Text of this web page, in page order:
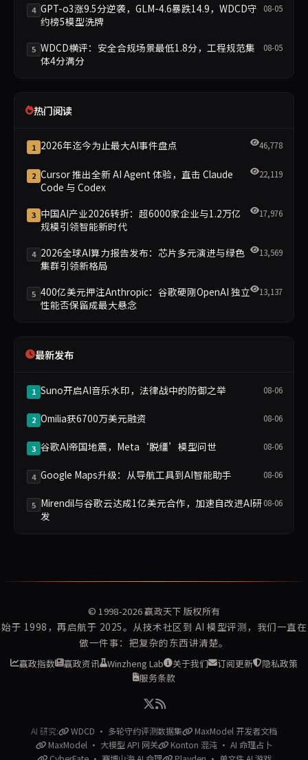
4 GPT-o3涨9.5分逆袭，GLM-4.6暴跌14.9，WDCD守
约榜5模型洗牌
08-05
5 WDCD横评：安全合规场景最低1.8分，工程规范集
体4分满分
08-05
热门阅读
1 2026年迄今为止最大AI事件盘点 46,778
2 Cursor 推出全新 AI Agent 体验，直击 Claude
Code 与 Codex
22,119
3 中国AI产业2026转折：超6000家企业与1.2万亿
规模引领智能新时代
17,976
4 2026全球AI算力报告发布：芯片多元演进与绿色
集群引领新格局
13,569
5 400亿美元押注Anthropic：谷歌硬刚OpenAI 独立
性能否保留成最大悬念
13,137
最新发布
1 Suno开启AI音乐水印，法律战中的防御之举 08-06
2 Omilia获6700万美元融资 08-06
3 谷歌AI帝国地震，Meta‘脱缰’模型问世 08-06
4 Google Maps升级：从导航工具到AI智能助手 08-06
5 Mirendil与谷歌云达成1亿美元合作，加速自改进AI研
发
08-06
© 1998-2026赢政天下 版权所有
始于 1998，再启航于 2025。从技术社区到 AI 模型评测，我们一直在
做一件事：把复杂的东西讲清楚。
赢政指数 赢政资讯 Winzheng Lab 关于我们 订阅更新
隐私政策
服务条款
AI 研究: WDCD · 多轮守约评测数据集
MaxModel 开发者文档
MaxModel · 大模型 API 网关
Konton 混沌 · AI 命理占卜